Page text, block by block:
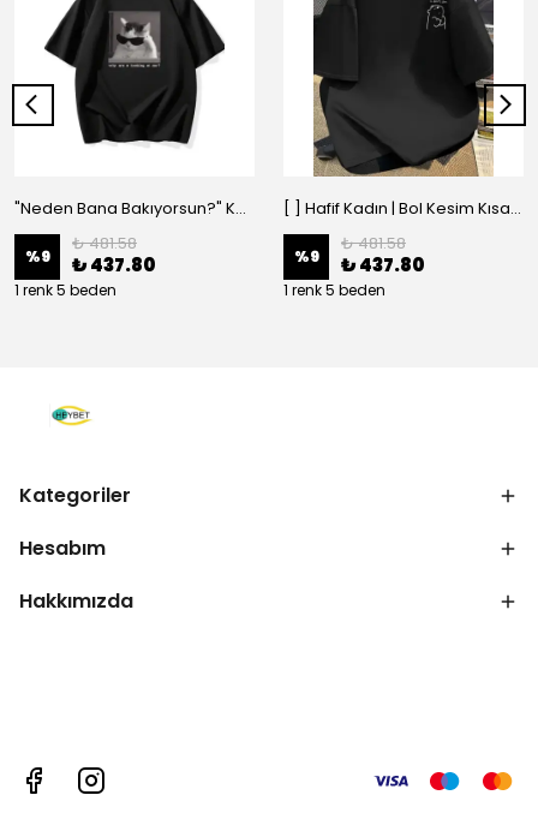
"Neden Bana Bakıyorsun?" Komik Kedi Grafik Tişört - Dijital Baskılı Siyah Bol - Siyah
%9
₺ 481.58
₺ 437.80
1 renk 5 beden
[ ] Hafif Kadın | Bol Kesim Kısa Kollu Yuvarlak Yaka Eğlenceli Karikatür Ayı ve - Siyah
%9
₺ 481.58
₺ 437.80
1 renk 5 beden
Kategoriler
Hesabım
Hakkımızda